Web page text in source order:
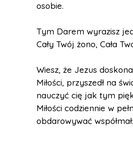
osobie.
Tym Darem wyrazisz
Cały Twój żono, Cała
Wiesz, że Jezus
Miłości, przyszedł na
nauczyć cię jak tym
Miłości codziennie w
obdarowywać